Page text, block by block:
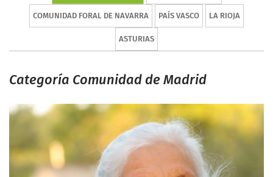
COMUNIDAD FORAL DE NAVARRA PAÍS VASCO LA RIOJA
ASTURIAS
Categoría Comunidad de Madrid